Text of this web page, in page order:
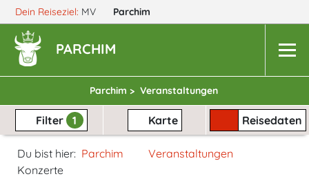
Dein Reiseziel: MV Parchim
PARCHIM
Parchim > Veranstaltungen
Filter 1 Karte Reisedaten
Du bist hier: Parchim
Veranstaltungen
Konzerte